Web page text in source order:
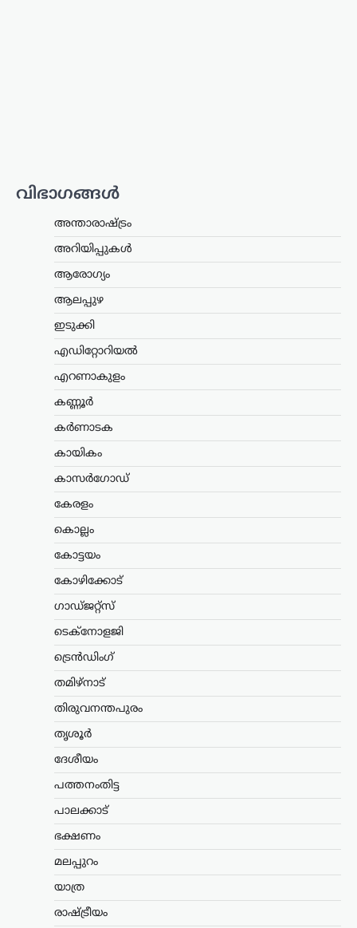
വിഭാഗങ്ങൾ
അന്താരാഷ്ട്രം
അറിയിപ്പുകൾ
ആരോഗ്യം
ആലപ്പുഴ
ഇടുക്കി
എഡിറ്റോറിയൽ
എറണാകുളം
കണ്ണൂർ
കർണാടക
കായികം
കാസർഗോഡ്
കേരളം
കൊല്ലം
കോട്ടയം
കോഴിക്കോട്
ഗാഡ്ജറ്റ്സ്
ടെക്നോളജി
ട്രെൻഡിംഗ്
തമിഴ്നാട്
തിരുവനന്തപുരം
തൃശൂർ
ദേശീയം
പത്തനംതിട്ട
പാലക്കാട്
ഭക്ഷണം
മലപ്പുറം
യാത്ര
രാഷ്ട്രീയം
114 റാഫേൽ
ഫ്രാൻസിന്റെ വമ്പൻ
ഓഫർ; 94 എണ്ണം
ഇന്ത്യയിൽ നിർമ്മിക്കും
ന്യൂസ് ഡെസ്ക്
ഓഗസ്റ്റ്‌ 8, 2026
നീക്കമായി 114 റാഫേൽ
യുദ്ധവിമാനങ്ങൾ വാങ്ങാനുള്ള
വിമാനങ്ങൾ നിർമ്മിക്കാൻ ഫ്രാൻസ്
ഇന്ത്യക്കും ചൈനക്കും
തിരിച്ചടി; റഷ്യൻ എണ്ണ
നിർണായക ബില്ലിന്
യുഎസ് സെനറ്റ്
അംഗീകാരം
റഷ്യയിൽ നിന്ന് എണ്ണയും
പ്രകൃതിവാതകവും വാങ്ങുന്ന
സാമ്പത്തിക നടപടികൾക്ക്
സെനറ്റ് അംഗീകാരം നൽകി. ഇന്ത്യ,
ചൈന ഉൾപ്പെടെയുള്ള രാജ്യങ്ങൾക്ക്
കേരളം,വാർത്തകൾ
ബെംഗളൂരുവിൽ
അപകടം; ഡ്രൈവറും
കണ്ടക്ടറും മരിച്ചു